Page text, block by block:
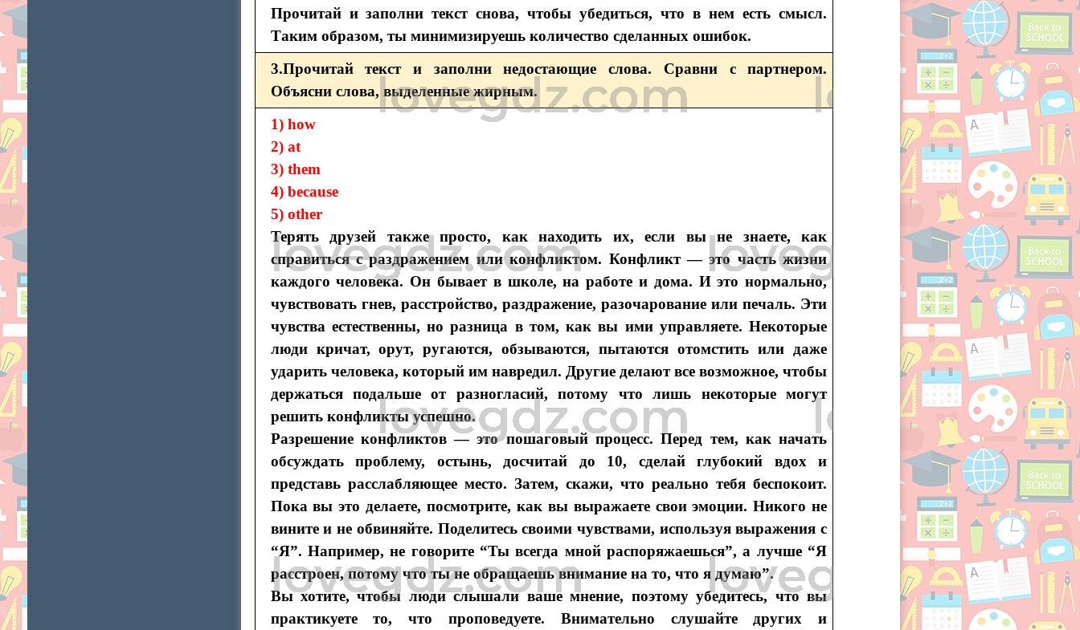
Прочитай и заполни текст снова, чтобы убедиться, что в нем есть смысл.
Таким образом, ты минимизируешь количество сделанных ошибок.
3.Прочитай текст и заполни недостающие слова. Сравни с партнером.
Объясни слова, выделенные жирным.
1) how
2) at
3) them
4) because
5) other
Терять друзей также просто, как находить их, если вы не знаете, как
справиться с раздражением или конфликтом. Конфликт — это часть жизни
каждого человека. Он бывает в школе, на работе и дома. И это нормально,
чувствовать гнев, расстройство, раздражение, разочарование или печаль. Эти
чувства естественны, но разница в том, как вы ими управляете. Некоторые
люди кричат, орут, ругаются, обзываются, пытаются отомстить или даже
ударить человека, который им навредил. Другие делают все возможное, чтобы
держаться подальше от разногласий, потому что лишь некоторые могут
решить конфликты успешно.
Разрешение конфликтов — это пошаговый процесс. Перед тем, как начать
обсуждать проблему, остынь, досчитай до 10, сделай глубокий вдох и
представь расслабляющее место. Затем, скажи, что реально тебя беспокоит.
Пока вы это делаете, посмотрите, как вы выражаете свои эмоции. Никого не
вините и не обвиняйте. Поделитесь своими чувствами, используя выражения с
“Я”. Например, не говорите “Ты всегда мной распоряжаешься”, а лучше “Я
расстроен, потому что ты не обращаешь внимание на то, что я думаю”.
Вы хотите, чтобы люди слышали ваше мнение, поэтому убедитесь, что вы
практикуете то, что проповедуете. Внимательно слушайте других и